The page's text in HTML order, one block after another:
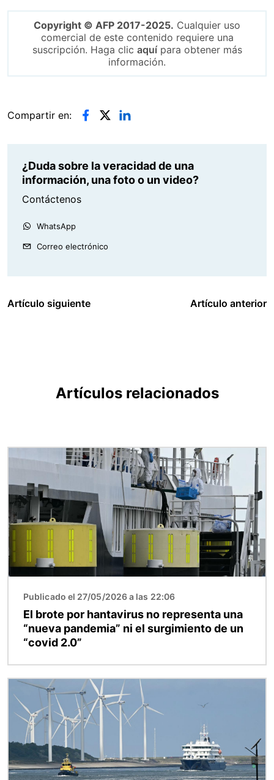
Copyright © AFP 2017-2025. Cualquier uso
comercial de este contenido requiere una
suscripción. Haga clic aquípara obtener más
información.
Compartir en:
¿Duda sobre la veracidad de una
información, una foto o un video?
Contáctenos
WhatsApp
Correo electrónico
Artículo siguiente Artículo anterior
Artículos relacionados
Publicado el 27/05/2026 a las 22:06
El brote por hantavirus no representa una
“nueva pandemia” ni el surgimiento de un
“covid 2.0”
Imagen